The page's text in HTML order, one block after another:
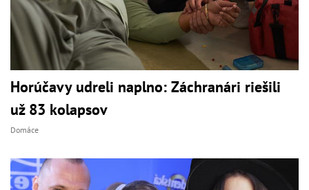
Horúčavy udreli naplno: Záchranári riešili
už 83 kolapsov
Domáce